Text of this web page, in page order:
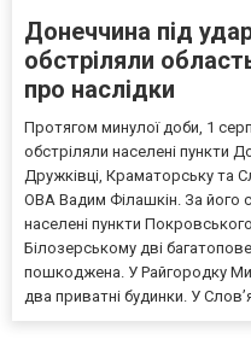
Донеччина під
обстріляли
про наслідки
Протягом минулої доби, 1
обстріляли населені пункти
Дружківці, Краматорську та
ОВА Вадим Філашкін. За його
населені пункти
Білозерському дві
пошкоджена. У Райгородку
два приватні будинки. У